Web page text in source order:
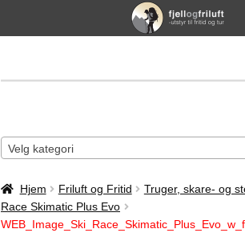
Velg kategori
Hjem Friluft og Fritid Truger, skare- og
Race Skimatic Plus Evo